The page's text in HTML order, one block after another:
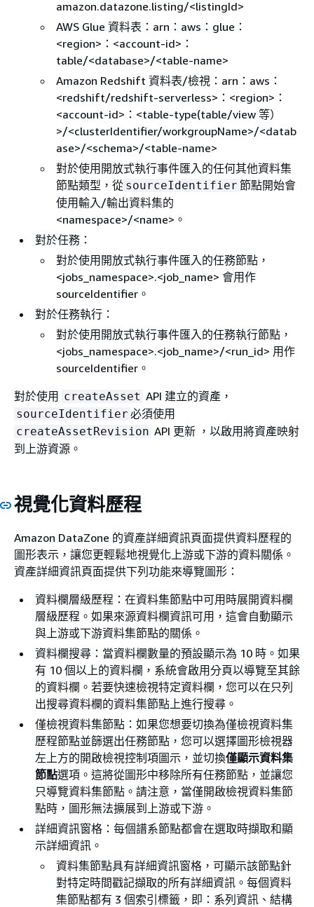
amazon.datazone.listing/<listingId>
AWS Glue 資料表：arn：aws：glue：
<region>：<account-id>：
table/<database>/<table-name>
Amazon Redshift 資料表/檢視：arn：aws：
<redshift/redshift-serverless>：<region>：
<account-id>：<table-type(table/view 等）
>/<clusterIdentifier/workgroupName>/<datab
ase>/<schema>/<table-name>
對於使用開放式執行事件匯入的任何其他資料集
節點類型，從 sourceIdentifier 節點開始會
使用輸入/輸出資料集的
<namespace>/<name>。
對於任務：
對於使用開放式執行事件匯入的任務節點，
<jobs_namespace>.<job_name> 會用作
sourceIdentifier。
對於任務執行：
對於使用開放式執行事件匯入的任務執行節點，
<jobs_namespace>.<job_name>/<run_id> 用作
sourceIdentifier。
對於使用 createAsset API 建立的資產，
sourceIdentifier 必須使用
createAssetRevision API 更新 ，以啟用將資產映射
到上游資源。
視覺化資料歷程
Amazon DataZone 的資產詳細資訊頁面提供資料歷程的
圖形表示，讓您更輕鬆地視覺化上游或下游的資料關係。
資產詳細資訊頁面提供下列功能來導覽圖形：
資料欄層級歷程：在資料集節點中可用時展開資料欄
層級歷程。如果來源資料欄資訊可用，這會自動顯示
與上游或下游資料集節點的關係。
資料欄搜尋：當資料欄數量的預設顯示為 10 時。如果
有 10 個以上的資料欄，系統會啟用分頁以導覽至其餘
的資料欄。若要快速檢視特定資料欄，您可以在只列
出搜尋資料欄的資料集節點上進行搜尋。
僅檢視資料集節點：如果您想要切換為僅檢視資料集
歷程節點並篩選出任務節點，您可以選擇圖形檢視器
左上方的開啟檢視控制項圖示，並切換僅顯示資料集
節點選項。這將從圖形中移除所有任務節點，並讓您
只導覽資料集節點。請注意，當僅開啟檢視資料集節
點時，圖形無法擴展到上游或下游。
詳細資訊窗格：每個譜系節點都會在選取時擷取和顯
示詳細資訊。
資料集節點具有詳細資訊窗格，可顯示該節點針
對特定時間戳記擷取的所有詳細資訊。每個資料
集節點都有 3 個索引標籤，即：系列資訊、結構